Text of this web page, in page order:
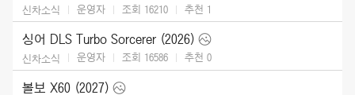
신차소식 운영자 조회 16210 추천 1
싱어 DLS Turbo Sorcerer (2026)
신차소식 운영자 조회 16586 추천 0
볼보 X60 (2027)